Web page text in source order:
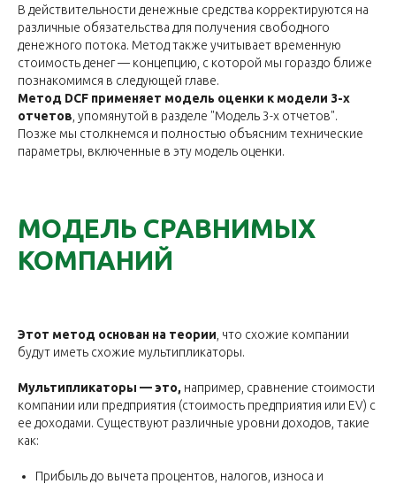
В действительности денежные средства корректируются на
различные обязательства для получения свободного
денежного потока. Метод также учитывает временную
стоимость денег — концепцию, с которой мы гораздо ближе
познакомимся в следующей главе.
Метод DCF применяет модель оценки к модели 3-х
отчетов , упомянутой в разделе "Модель 3-х отчетов".
Позже мы столкнемся и полностью объясним технические
параметры, включенные в эту модель оценки.
МОДЕЛЬ СРАВНИМЫХ
КОМПАНИЙ
Этот метод основан на теории , что схожие компании
будут иметь схожие мультипликаторы.
Мультипликаторы — это, например, сравнение стоимости
компании или предприятия (стоимость предприятия или EV) с
ее доходами. Существуют различные уровни доходов, такие
как:
Прибыль до вычета процентов, налогов, износа и